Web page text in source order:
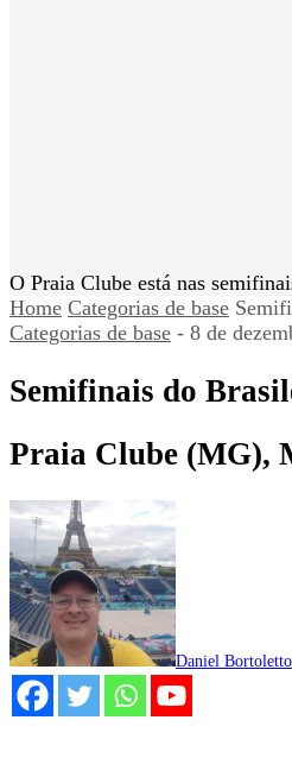
O Praia Clube está nas
Home Categorias de base
Categorias de base - 8 de
Semifinais do
Praia Clube (MG),
Daniel Bortoletto